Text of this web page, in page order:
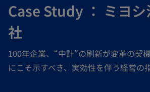
Case Study ： ミヨ
社
100年企業、“中計”の刷新が変革の契
にこそ示すべき、実効性を伴う経営の